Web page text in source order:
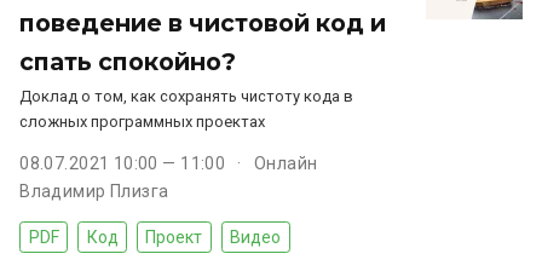
поведение в чистовой код и
спать спокойно?
Доклад о том, как сохранять чистоту кода в
сложных программных проектах
08.07.2021 10:00 — 11:00
Онлайн
Владимир Плизга
PDF Код Проект Видео